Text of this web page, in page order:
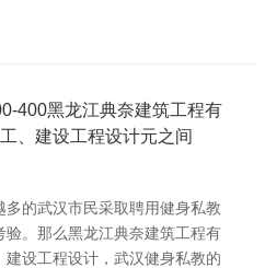
400黑龙江典奈建筑工程有
、建设工程设计元之间
的武汉市民采取聘用健身私教
。那么黑龙江典奈建筑工程有
设工程设计，武汉健身私教的